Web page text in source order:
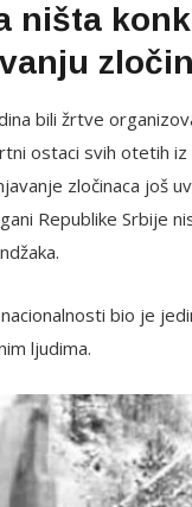
ništa
bili žrtve
ostaci svih otetih
zločinaca još
Republike Srbije
bio je
ljudima.